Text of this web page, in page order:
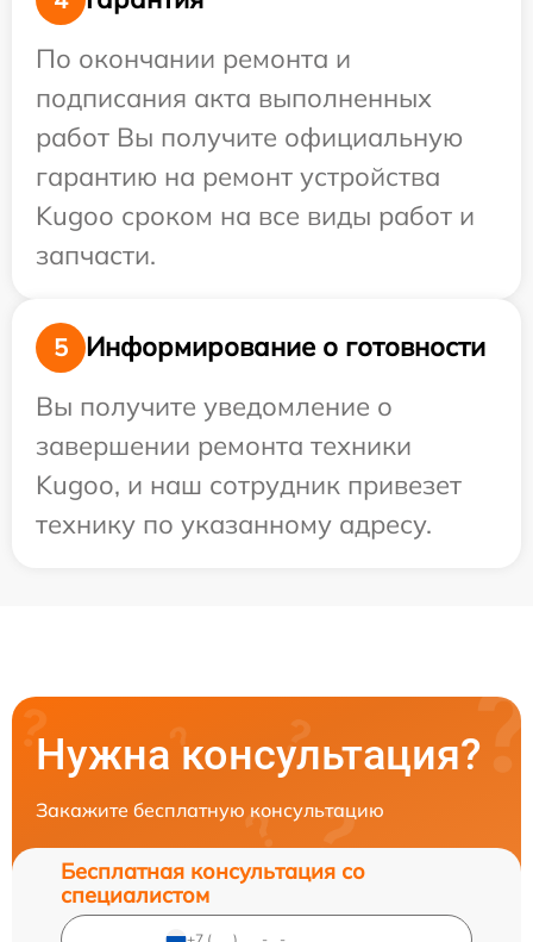
По окончании ремонта и
подписания акта выполненных
работ Вы получите официальную
гарантию на ремонт устройства
Kugoo сроком на все виды работ и
запчасти.
5
Информирование о готовности
Вы получите уведомление о
завершении ремонта техники
Kugoo, и наш сотрудник привезет
технику по указанному адресу.
Нужна консультация?
Закажите бесплатную консультацию
Бесплатная консультация со
специалистом